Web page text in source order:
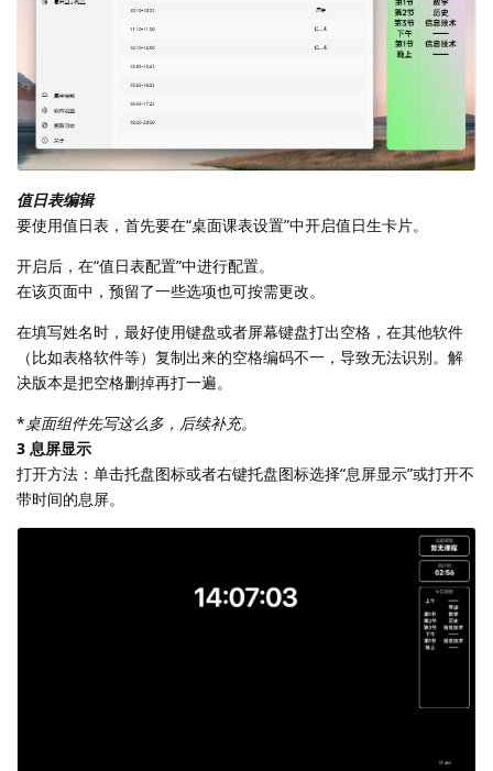
值日表编辑
要使用值日表，首先要在“桌面课表设置”中开启值日生卡片。
开启后，在“值日表配置”中进行配置。
在该页面中，预留了一些选项也可按需更改。
在填写姓名时，最好使用键盘或者屏幕键盘打出空格，在其他软件
（比如表格软件等）复制出来的空格编码不一，导致无法识别。解
决版本是把空格删掉再打一遍。
*桌面组件先写这么多，后续补充。
3 息屏显示
打开方法：单击托盘图标或者右键托盘图标选择“息屏显示”或打开不
带时间的息屏。